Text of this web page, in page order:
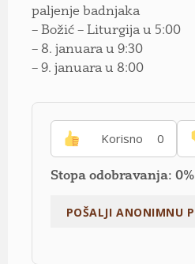
paljenje badnjaka
– Božić – Liturgija u 5:00
– 8. januara u 9:30
– 9. januara u 8:00
Korisno 0
Stopa odobravanja: 0%